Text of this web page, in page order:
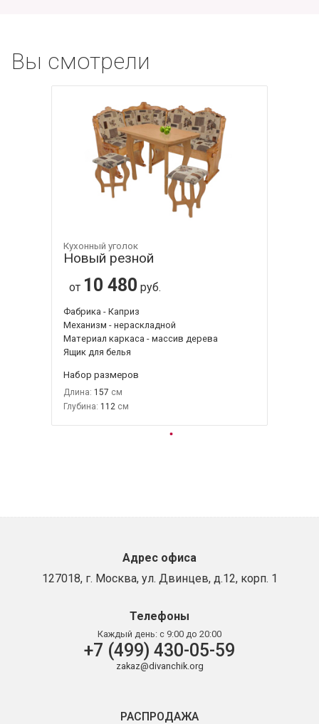
Вы смотрели
Кухонный уголок
Новый резной
от 10 480 руб.
Фабрика - Каприз
Механизм - нераскладной
Материал каркаса - массив дерева
Ящик для белья
Набор размеров
Длина: 157
Глубина: 112
Адрес офиса
127018, г. Москва, ул. Двинцев, д.12, корп. 1
Телефоны
Каждый день: с 9:00 до 20:00
+7 (499) 430-05-59
zakaz@divanchik.org
РАСПРОДАЖА